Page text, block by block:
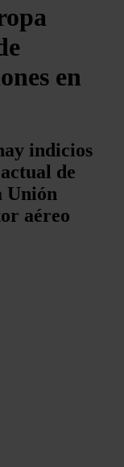
en
indicios
de
Unión
aéreo